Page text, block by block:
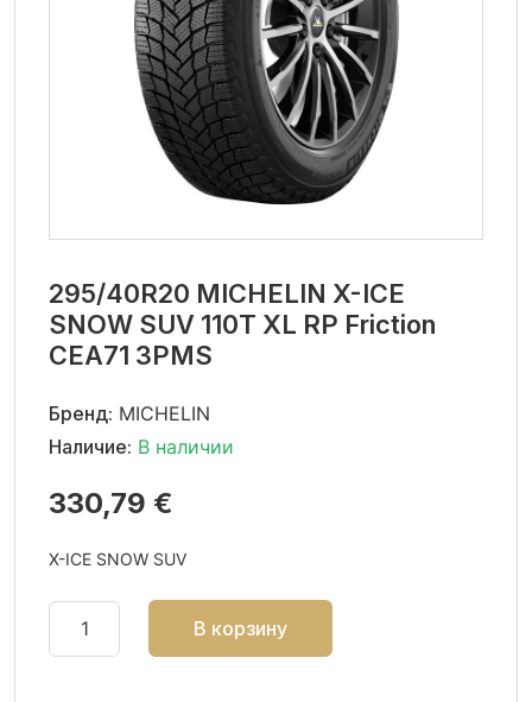
295/40R20 MICHELIN X-ICE
SNOW SUV 110T XL RP Friction
CEA71 3PMS
Бренд: MICHELIN
Наличие: В наличии
330,79 €
X-ICE SNOW SUV
В корзину